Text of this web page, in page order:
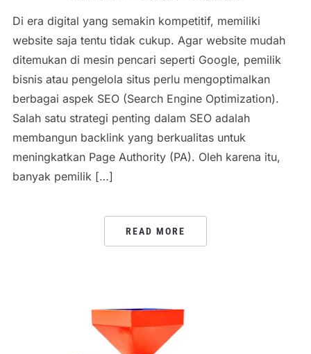
Di era digital yang semakin kompetitif, memiliki
website saja tentu tidak cukup. Agar website mudah
ditemukan di mesin pencari seperti Google, pemilik
bisnis atau pengelola situs perlu mengoptimalkan
berbagai aspek SEO (Search Engine Optimization).
Salah satu strategi penting dalam SEO adalah
membangun backlink yang berkualitas untuk
meningkatkan Page Authority (PA). Oleh karena itu,
banyak pemilik […]
READ MORE